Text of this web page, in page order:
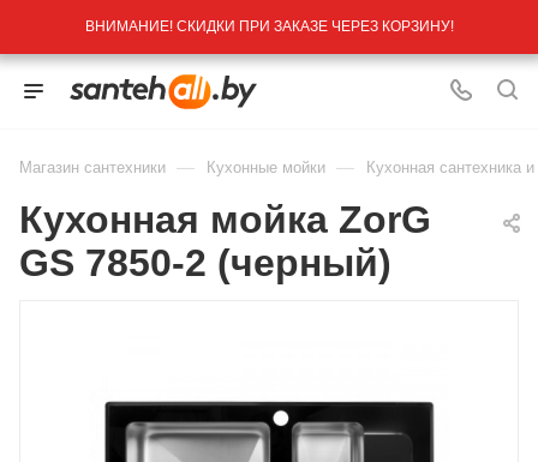
ВНИМАНИЕ! СКИДКИ ПРИ ЗАКАЗЕ ЧЕРЕЗ КОРЗИНУ!
Магазин сантехники — Кухонные мойки — Кухонная сантехника
Кухонная мойка ZorG
GS 7850-2 (черный)